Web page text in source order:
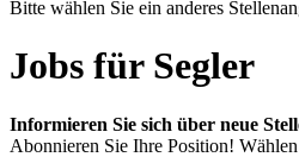
Bitte wählen Sie ein anderes
Jobs für Segler
Informieren Sie sich über neue
Abonnieren Sie Ihre Position!